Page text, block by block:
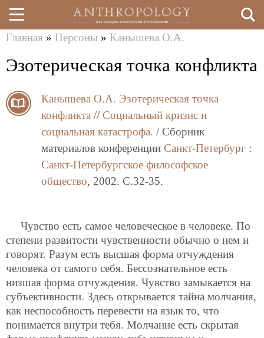
Перейти
к
здесь
Главная » Персоны » Канышева О.А.
Эзотерическая точка конфликта
Канышева О.А. Эзотерическая точка
конфликта // Социальный кризис и
социальная катастрофа. / Сборник
материалов конференции Санкт-Петербург :
Санкт-Петербургское философское
общество, 2002. C.32-35.
Чувство есть самое человеческое в человеке. По
степени развитости чувственности обычно о нем и
говорят. Разум есть высшая форма отчуждения
человека от самого себя. Бессознательное есть
низшая форма отчуждения. Чувство замыкается на
субъективности. Здесь открывается тайна молчания,
как неспособность перевести на язык то, что
понимается внутри тебя. Молчание есть скрытая